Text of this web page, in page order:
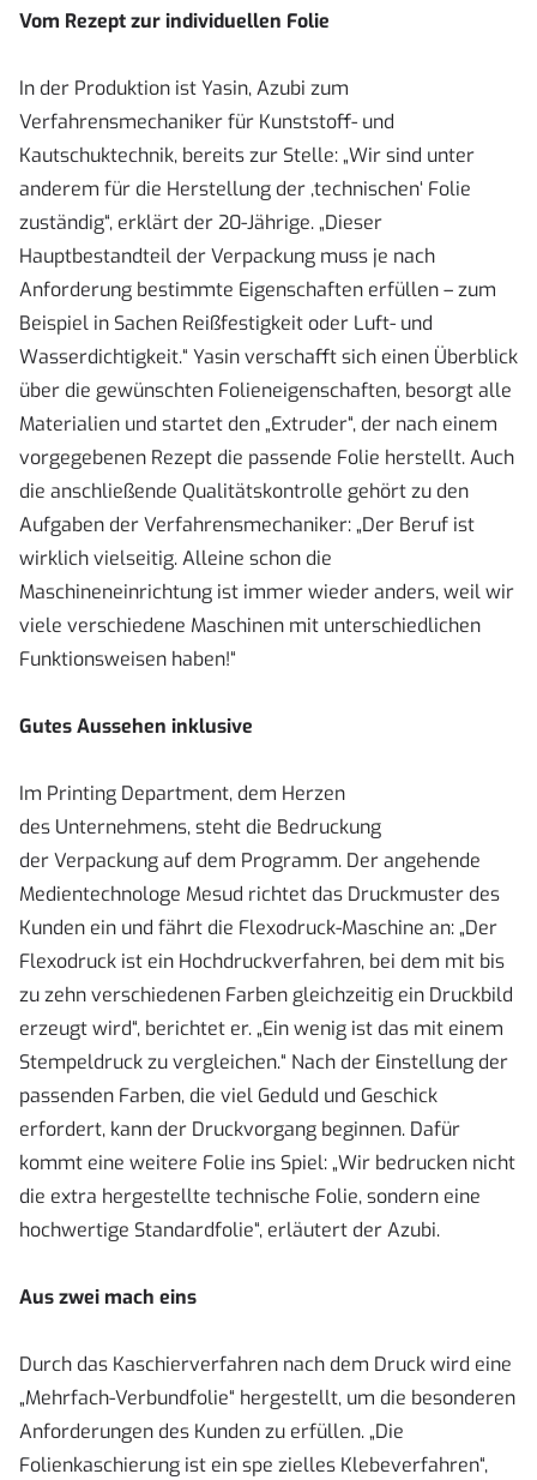
Vom Rezept zur individuellen Folie
In der Produktion ist Yasin, Azubi zum
Verfahrensmechaniker für Kunststoff- und
Kautschuktechnik, bereits zur Stelle: „Wir sind unter
anderem für die Herstellung der ,technischen‘ Folie
zuständig“, erklärt der 20-Jährige. „Dieser
Hauptbestandteil der Verpackung muss je nach
Anforderung bestimmte Eigenschaften erfüllen – zum
Beispiel in Sachen Reißfestigkeit oder Luft- und
Wasserdichtigkeit.“ Yasin verschafft sich einen Überblick
über die gewünschten Folieneigenschaften, besorgt alle
Materialien und startet den „Extruder“, der nach einem
vorgegebenen Rezept die passende Folie herstellt. Auch
die anschließende Qualitätskontrolle gehört zu den
Aufgaben der Verfahrensmechaniker: „Der Beruf ist
wirklich vielseitig. Alleine schon die
Maschineneinrichtung ist immer wieder anders, weil wir
viele verschiedene Maschinen mit unterschiedlichen
Funktionsweisen haben!“
Gutes Aussehen inklusive
Im Printing Department, dem Herzen
des Unternehmens, steht die Bedruckung
der Verpackung auf dem Programm. Der angehende
Medientechnologe Mesud richtet das Druckmuster des
Kunden ein und fährt die Flexodruck-Maschine an: „Der
Flexodruck ist ein Hochdruckverfahren, bei dem mit bis
zu zehn verschiedenen Farben gleichzeitig ein Druckbild
erzeugt wird“, berichtet er. „Ein wenig ist das mit einem
Stempeldruck zu vergleichen.“ Nach der Einstellung der
passenden Farben, die viel Geduld und Geschick
erfordert, kann der Druckvorgang beginnen. Dafür
kommt eine weitere Folie ins Spiel: „Wir bedrucken nicht
die extra hergestellte technische Folie, sondern eine
hochwertige Standardfolie“, erläutert der Azubi.
Aus zwei mach eins
Durch das Kaschierverfahren nach dem Druck wird eine
„Mehrfach-Verbundfolie“ hergestellt, um die besonderen
Anforderungen des Kunden zu erfüllen. „Die
Folienkaschierung ist ein spe zielles Klebeverfahren“,